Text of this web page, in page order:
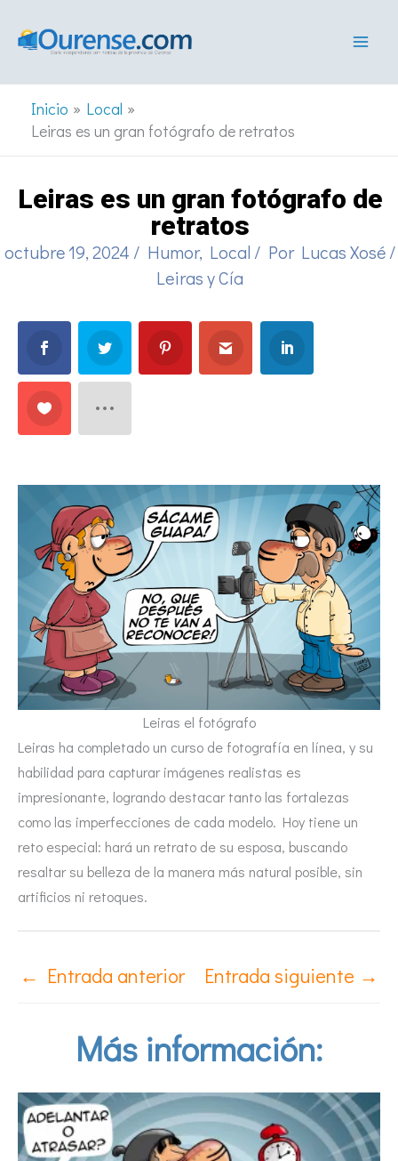
Inicio
Local
Leiras es un gran fotógrafo de retratos
Leiras es un gran fotógrafo de
retratos
octubre 19, 2024 / Humor, Local / Por Lucas Xosé/
Leiras y Cía
Leiras el fotógrafo
Leiras ha completado un curso de fotografía en línea, y su
habilidad para capturar imágenes realistas es
impresionante, logrando destacar tanto las fortalezas
como las imperfecciones de cada modelo. Hoy tiene un
reto especial: hará un retrato de su esposa, buscando
resaltar su belleza de la manera más natural posible, sin
artificios ni retoques.
← Entrada anterior Entrada siguiente →
Más información: